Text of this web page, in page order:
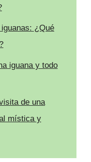
¿Qué
iguana y todo
de una
mística y